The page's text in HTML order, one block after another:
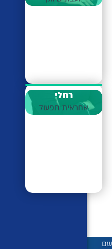
רחלי
אחראית תפעול
שם